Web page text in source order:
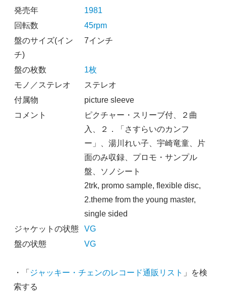
発売年
1981
回転数
45rpm
盤のサイズ(イン
チ)
7インチ
盤の枚数
1枚
モノ／ステレオ
ステレオ
付属物
picture sleeve
コメント
ピクチャー・スリーブ付、２曲
入、２．「さすらいのカンフ
ー」、湯川れい子、宇崎竜童、片
面のみ収録、プロモ・サンプル
盤、ソノシート
2trk, promo sample, flexible disc,
2.theme from the young master,
single sided
ジャケットの状態
VG
盤の状態
VG
・「 ジャッキー・チェンのレコード通販リスト 」を検
索する